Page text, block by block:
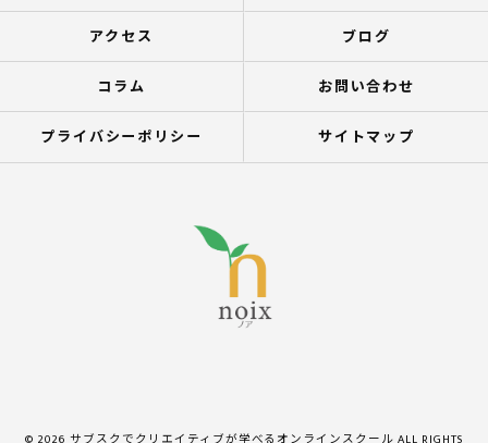
アクセス ブログ
コラム お問い合わせ
プライバシーポリシー サイトマップ